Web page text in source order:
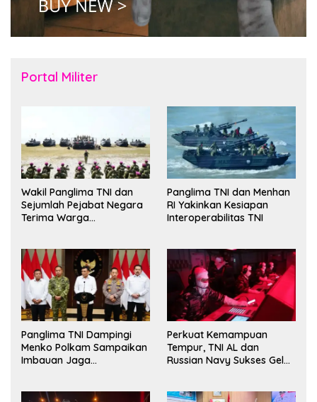
Portal Militer
Wakil Panglima TNI dan
Sejumlah Pejabat Negara
Terima Warga
Panglima TNI dan Menhan
RI Yakinkan Kesiapan
Interoperabilitas TNI
Panglima TNI Dampingi
Menko Polkam Sampaikan
Imbauan Jaga
Perkuat Kemampuan
Tempur, TNI AL dan
Russian Navy Sukses Gelar